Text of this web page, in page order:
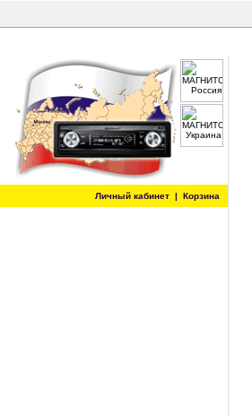
Личный кабинет | Корзина